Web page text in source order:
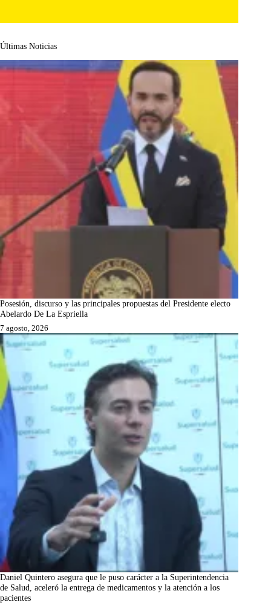
Últimas Noticias
Posesión, discurso y las principales propuestas del Presidente electo
Abelardo De La Espriella
7 agosto, 2026
Daniel Quintero asegura que le puso carácter a la Superintendencia
de Salud, aceleró la entrega de medicamentos y la atención a los
pacientes